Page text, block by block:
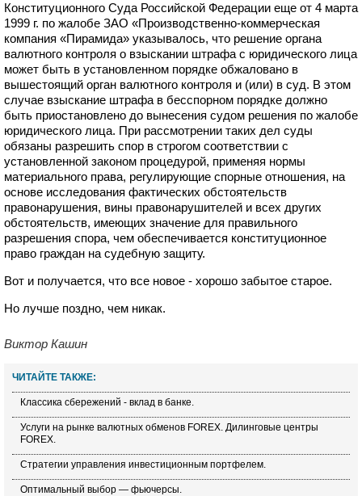
Конституционного Суда Российской Федерации еще от 4 марта
1999 г. по жалобе ЗАО «Производственно-коммерческая
компания «Пирамида» указывалось, что решение органа
валютного контроля о взыскании штрафа с юридического лица
может быть в установленном порядке обжаловано в
вышестоящий орган валютного контроля и (или) в суд. В этом
случае взыскание штрафа в бесспорном порядке должно
быть приостановлено до вынесения судом решения по жалобе
юридического лица. При рассмотрении таких дел суды
обязаны разрешить спор в строгом соответствии с
установленной законом процедурой, применяя нормы
материального права, регулирующие спорные отношения, на
основе исследования фактических обстоятельств
правонарушения, вины правонарушителей и всех других
обстоятельств, имеющих значение для правильного
разрешения спора, чем обеспечивается конституционное
право граждан на судебную защиту.
Вот и получается, что все новое - хорошо забытое старое.
Но лучше поздно, чем никак.
Виктор Кашин
ЧИТАЙТЕ ТАКЖЕ:
Классика сбережений - вклад в банке.
Услуги на рынке валютных обменов FOREX. Дилинговые центры
FOREX.
Стратегии управления инвестиционным портфелем.
Оптимальный выбор — фьючерсы.